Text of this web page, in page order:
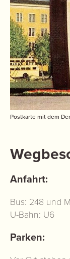
Postkarte mit dem
Anfahrt:
Bus: 248 und
U-Bahn: U6
Parken: